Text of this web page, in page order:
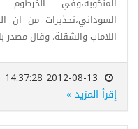
المنكوبة،وفي
السوداني،تحذيرات من ان
اللاماب والشقلة. وقال
إقرأ المزيد »